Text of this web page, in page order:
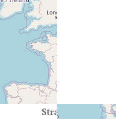
Straße